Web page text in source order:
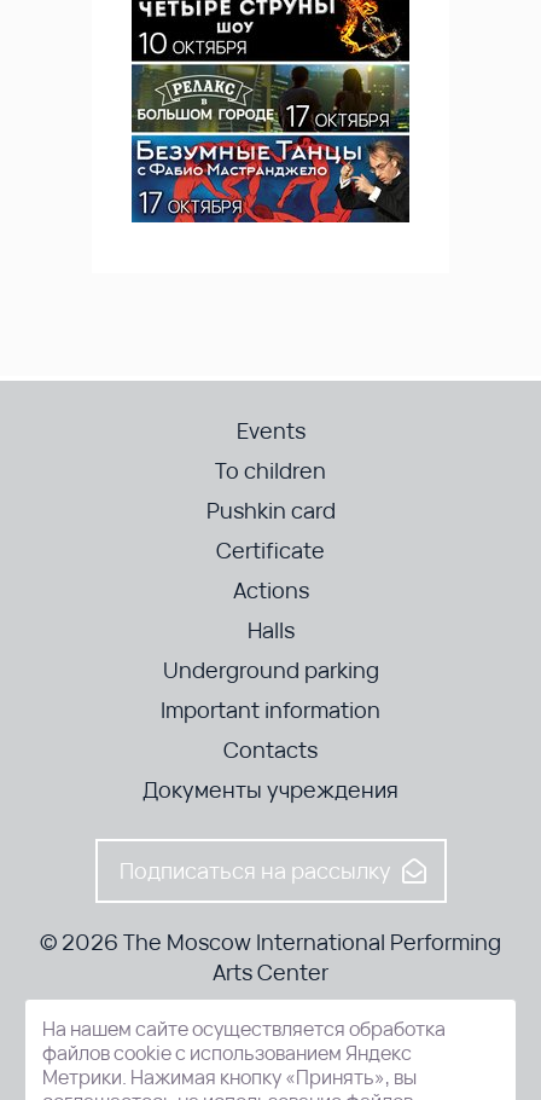
Events
To children
Pushkin card
Certificate
Actions
Halls
Underground parking
Important information
Contacts
Документы учреждения
Подписаться на рассылку
© 2026 The Moscow International Performing
Arts Center
52-8, Kosmodamianskaya nab., Moscow, 115054, Russia
На нашем сайте осуществляется обработка
файлов cookie с использованием Яндекс
Метрики. Нажимая кнопку «Принять», вы